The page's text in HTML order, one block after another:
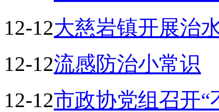
12-12大慈岩镇开展治
12-12流感防治小常识
12-12市政协党组召开